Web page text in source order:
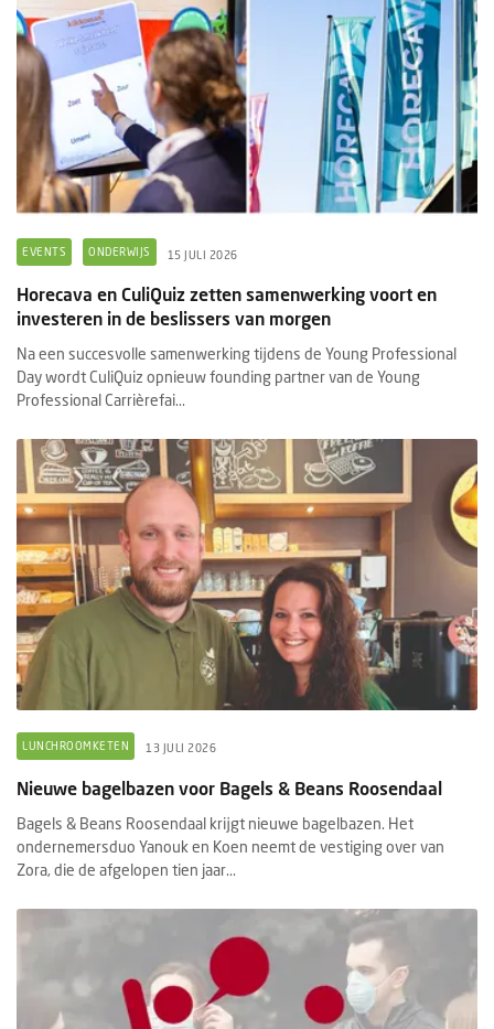
EVENTS ONDERWIJS 15 JULI 2026
Horecava en CuliQuiz zetten samenwerking voort en
investeren in de beslissers van morgen
Na een succesvolle samenwerking tijdens de Young Professional
Day wordt CuliQuiz opnieuw founding partner van de Young
Professional Carrièrefai...
LUNCHROOMKETEN 13 JULI 2026
Nieuwe bagelbazen voor Bagels & Beans Roosendaal
Bagels & Beans Roosendaal krijgt nieuwe bagelbazen. Het
ondernemersduo Yanouk en Koen neemt de vestiging over van
Zora, die de afgelopen tien jaar...